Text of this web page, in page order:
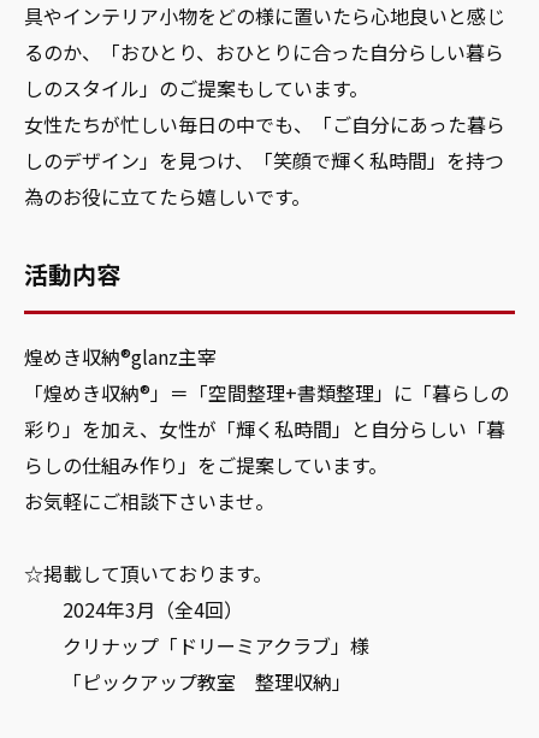
具やインテリア小物をどの様に置いたら心地良いと感じ
るのか、「おひとり、おひとりに合った自分らしい暮ら
しのスタイル」のご提案もしています。
女性たちが忙しい毎日の中でも、「ご自分にあった暮ら
しのデザイン」を見つけ、「笑顔で輝く私時間」を持つ
為のお役に立てたら嬉しいです。
活動内容
煌めき収納®glanz主宰
「煌めき収納®」＝「空間整理+書類整理」に「暮らしの
彩り」を加え、女性が「輝く私時間」と自分らしい「暮
らしの仕組み作り」をご提案しています。
お気軽にご相談下さいませ。
☆掲載して頂いております。
2024年3月（全4回）
クリナップ「ドリーミアクラブ」様
「ピックアップ教室 整理収納」